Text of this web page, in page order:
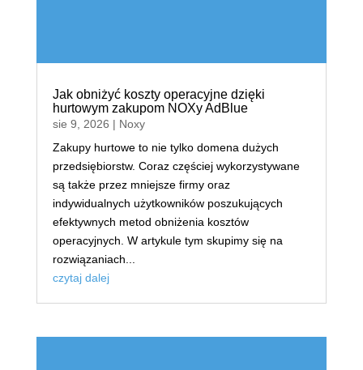
Jak obniżyć koszty operacyjne dzięki
hurtowym zakupom NOXy AdBlue
sie 9, 2026 | Noxy
Zakupy hurtowe to nie tylko domena dużych
przedsiębiorstw. Coraz częściej wykorzystywane
są także przez mniejsze firmy oraz
indywidualnych użytkowników poszukujących
efektywnych metod obniżenia kosztów
operacyjnych. W artykule tym skupimy się na
rozwiązaniach...
czytaj dalej